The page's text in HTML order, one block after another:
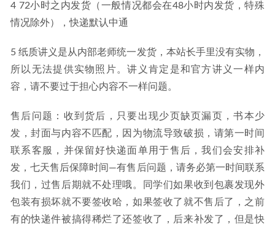
4 72小时之内发货（一般情况都会在48小时内发货，特殊
情况除外），快递默认中通
5 纸质讲义是从内部老师统一发货，本站长手里没有实物，
所以无法提供实物照片。讲义肯定是和官方讲义一样内
容，请不要过于担心内容不一样问题。
售后问题：收到货后，只要出现少页缺页漏页，书本少
发，封面与内容不匹配，因为物流导致破损，请第一时间
联系客服，并保留好快递面单用于售后，我们会安排补
发，七天售后保障时间—有售后问题，请务必第一时间联系
我们，过售后期就不处理哦。同学们如果收到包裹发现外
包装有损坏就不要签收哈，如果签收了就不售后了，之前
有的快递件被搞得稀烂了还签收了，后来补发了，但是快